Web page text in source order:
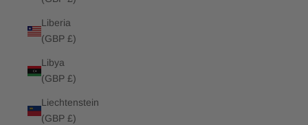
Liberia
(GBP £)
Libya
(GBP £)
Liechtenstein
(GBP £)